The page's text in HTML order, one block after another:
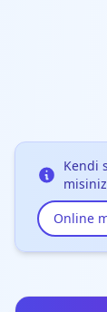
Kendi
Online